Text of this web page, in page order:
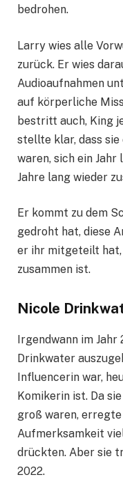
bedrohen.
Larry wies alle
zurück. Er wies
Audioaufnahmen
auf körperliche
bestritt auch, King
stellte klar, dass sie
waren, sich ein
Jahre lang wieder
Er kommt zu dem
gedroht hat, diese
er ihr mitgeteilt hat,
zusammen ist.
Nicole
Irgendwann im
Drinkwater
Influencerin war,
Komikerin ist. Da
groß waren,
Aufmerksamkeit
drückten. Aber sie
2022.